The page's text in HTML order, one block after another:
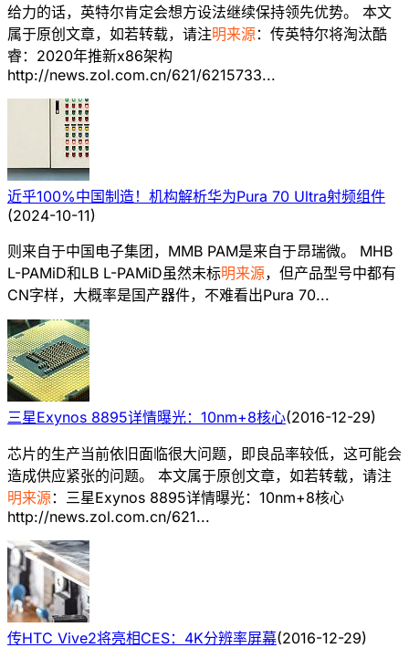
给力的话，英特尔肯定会想方设法继续保持领先优势。 本文
属于原创文章，如若转载，请注明来源：传英特尔将淘汰酷
睿：2020年推新x86架构
http://news.zol.com.cn/621/6215733...
近乎100%中国制造！机构解析华为Pura 70 Ultra射频组件
(2024-10-11)
则来自于中国电子集团，MMB PAM是来自于昂瑞微。 MHB
L-PAMiD和LB L-PAMiD虽然未标明来源，但产品型号中都有
CN字样，大概率是国产器件，不难看出Pura 70...
三星Exynos 8895详情曝光：10nm+8核心(2016-12-29)
芯片的生产当前依旧面临很大问题，即良品率较低，这可能会
造成供应紧张的问题。 本文属于原创文章，如若转载，请注
明来源：三星Exynos 8895详情曝光：10nm+8核心
http://news.zol.com.cn/621...
传HTC Vive2将亮相CES：4K分辨率屏幕(2016-12-29)